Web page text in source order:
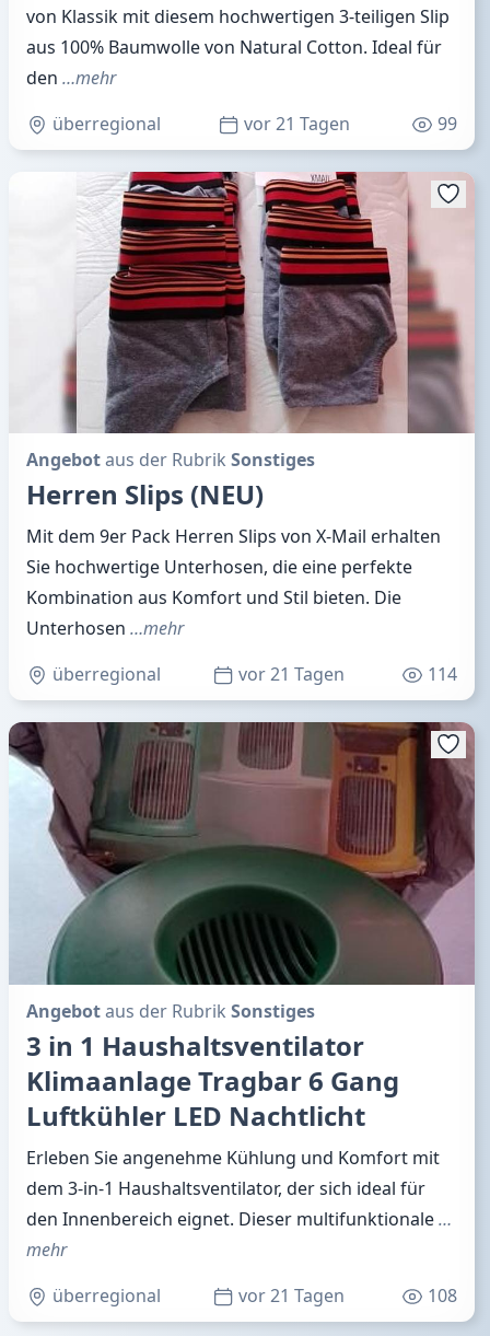
von Klassik mit diesem hochwertigen 3-teiligen Slip
aus 100% Baumwolle von Natural Cotton. Ideal für
den …mehr
überregional
vor 21 Tagen 99
Angebotaus der Rubrik Sonstiges
Herren Slips (NEU)
Mit dem 9er Pack Herren Slips von X-Mail erhalten
Sie hochwertige Unterhosen, die eine perfekte
Kombination aus Komfort und Stil bieten. Die
Unterhosen …mehr
überregional
vor 21 Tagen 114
Angebotaus der Rubrik Sonstiges
3 in 1 Haushaltsventilator
Klimaanlage Tragbar 6 Gang
Luftkühler LED Nachtlicht
Erleben Sie angenehme Kühlung und Komfort mit
dem 3-in-1 Haushaltsventilator, der sich ideal für
den Innenbereich eignet. Dieser multifunktionale…
mehr
überregional
vor 21 Tagen 108